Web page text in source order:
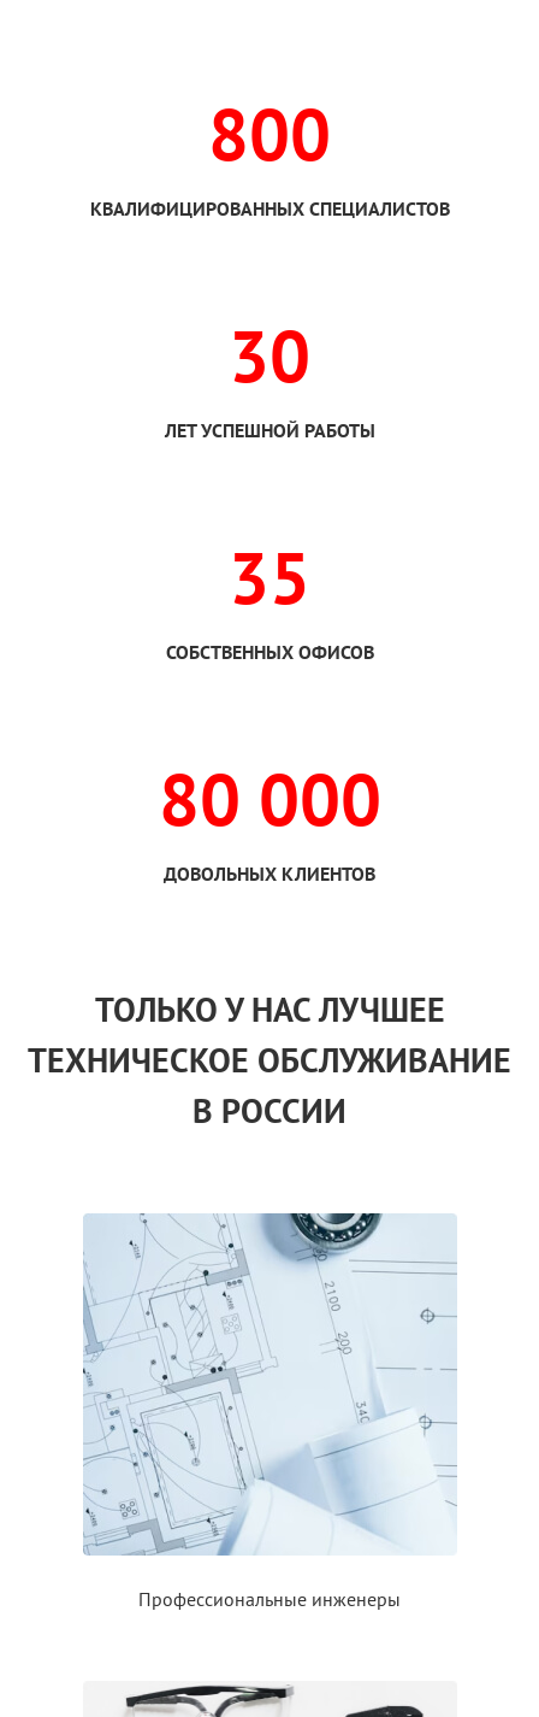
800
КВАЛИФИЦИРОВАННЫХ СПЕЦИАЛИСТОВ
30
ЛЕТ УСПЕШНОЙ РАБОТЫ
35
СОБСТВЕННЫХ ОФИСОВ
80 000
ДОВОЛЬНЫХ КЛИЕНТОВ
ТОЛЬКОУ НАСЛУЧШЕЕ
ТЕХНИЧЕСКОЕ ОБСЛУЖИВАНИЕ
В РОССИИ
Профессиональные инженеры